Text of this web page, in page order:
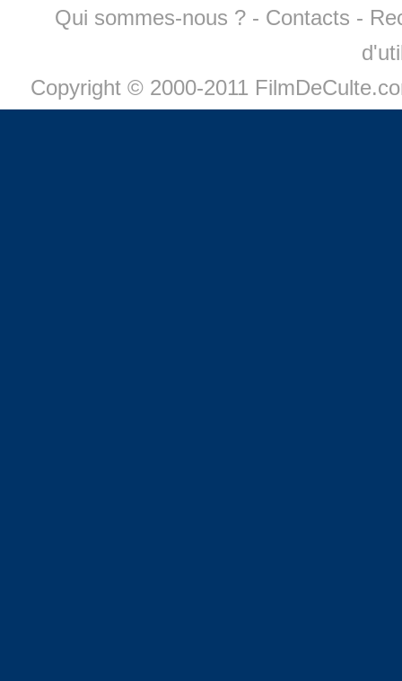
Qui sommes-nous ? - Contacts -
Copyright © 2000-2011